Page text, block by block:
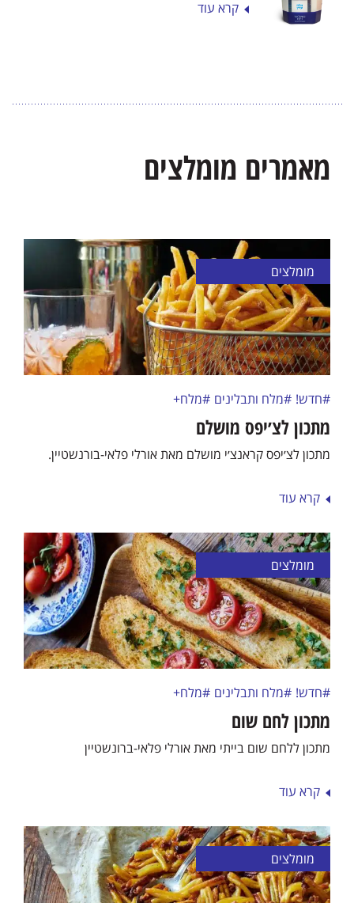
קרא עוד
מאמרים מומלצים
מומלצים
#חדש! #מלח ותבלינים #מלח+
מתכון לצ׳יפס מושלם
מתכון לצ׳יפס קראנצ׳י מושלם מאת אורלי פלאי-בורנשטיין.
קרא עוד
מומלצים
#חדש! #מלח ותבלינים #מלח+
מתכון לחם שום
מתכון ללחם שום בייתי מאת אורלי פלאי-ברונשטיין
קרא עוד
מומלצים